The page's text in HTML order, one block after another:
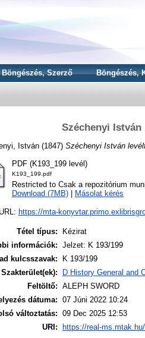
Böngészés, Szerző Böngészés,
Széchenyi István
István (1847) Széchenyi István
PDF (K193_199 levél)
K193_199.pdf
Restricted to Csak a repozitórium
Download (7MB)
Másolat kérés
https://mta-
Tétel típus:
Kézirat
információk: Jelzet: K 193/199
kulcsszavak:
K 193/199
Szakterület(ek):
D History General and
Feltöltő: ALEPH SWORD
dátuma: 07 Júni 2022 10:24
változtatás:
09 Dec 2025 12:53
URI:
https://real-